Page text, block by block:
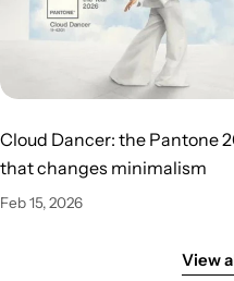
Cloud Dancer: the Pantone
that changes minimalism
Feb 15, 2026
View